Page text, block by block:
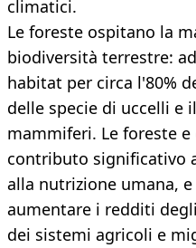
climatici.
Le foreste ospitano la
biodiversità terrestre:
habitat per circa l'80%
delle specie di uccelli e
mammiferi. Le foreste
contributo significativo
alla nutrizione umana,
aumentare i redditi
dei sistemi agricoli e